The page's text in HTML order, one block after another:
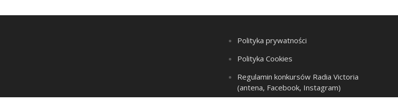
Polityka prywatności
Polityka Cookies
Regulamin konkursów Radia Victoria
(antena, Facebook, Instagram)